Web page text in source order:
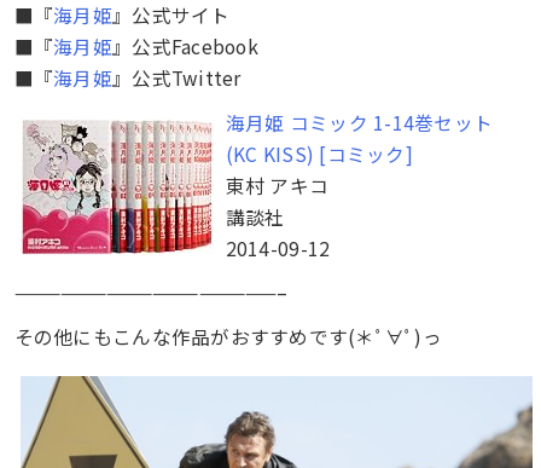
■『海月姫』公式サイト
■『海月姫』公式Facebook
■『海月姫』公式Twitter
海月姫 コミック 1-14巻セット
(KC KISS) [コミック]
東村 アキコ
講談社
2014-09-12
—————————————————–
その他にもこんな作品がおすすめです(＊ﾟ∀ﾟ)っ